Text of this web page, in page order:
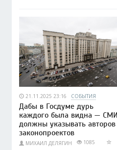
21.11.2025 23:16 СОБЫТИЯ
Дабы в Госдуме дурь
каждого была видна — СМИ
должны указывать авторов
законопроектов
МИХАИЛ ДЕЛЯГИН 1085